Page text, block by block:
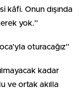
kâfi. Onun dışında
yok.”
oturacağız”
kadar
ve ortak akılla